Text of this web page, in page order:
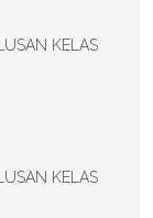
KELAS
KELAS